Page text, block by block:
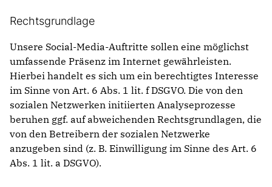
Rechtsgrundlage
Unsere Social-Media-Auftritte sollen eine möglichst
umfassende Präsenz im Internet gewährleisten.
Hierbei handelt es sich um ein berechtigtes Interesse
im Sinne von Art. 6 Abs. 1 lit. f DSGVO. Die von den
sozialen Netzwerken initiierten Analyseprozesse
beruhen ggf. auf abweichenden Rechtsgrundlagen, die
von den Betreibern der sozialen Netzwerke
anzugeben sind (z. B. Einwilligung im Sinne des Art. 6
Abs. 1 lit. a DSGVO).